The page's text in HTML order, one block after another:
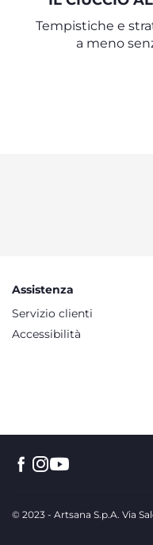
Tempistiche e
a meno
Assistenza
Servizio clienti
Accessibilità
© 2023 - Artsana S.p.A. Via